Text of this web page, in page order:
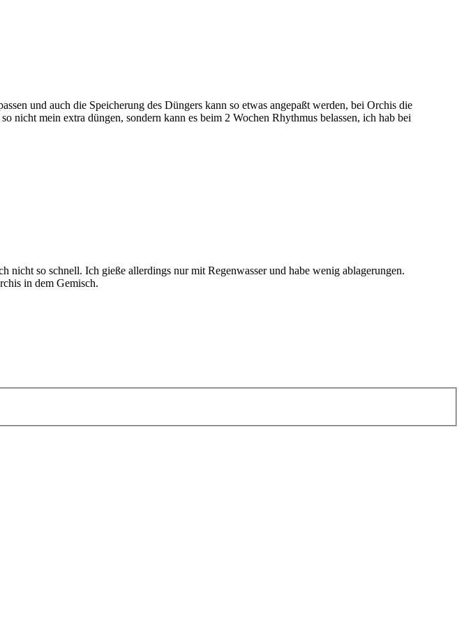
und auch die Speicherung des Düngers kann so etwas angepaßt werden, bei Orchis die
nicht mein extra düngen, sondern kann es beim 2 Wochen Rhythmus belassen, ich hab bei
nicht so schnell. Ich gieße allerdings nur mit Regenwasser und habe wenig ablagerungen.
in dem Gemisch.